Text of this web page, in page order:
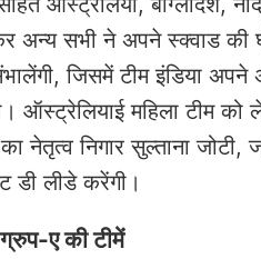
सभी ने अपने स्क्वाड की
जिसमें टीम इंडिया
महिला टीम को
नेतृत्व निगार सुल्ताना
डी लीडे करेंगी।
ए की टीमें